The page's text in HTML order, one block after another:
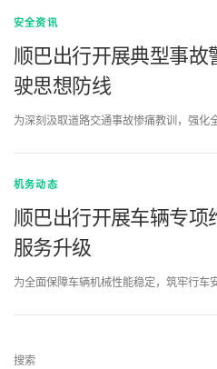
安全资讯
顺巴出行开展典型事
驶思想防线
为深刻汲取道路交通事故惨痛教训，强
机务动态
顺巴出行开展车辆专项
服务升级
为全面保障车辆机械性能稳定，筑牢行
搜索